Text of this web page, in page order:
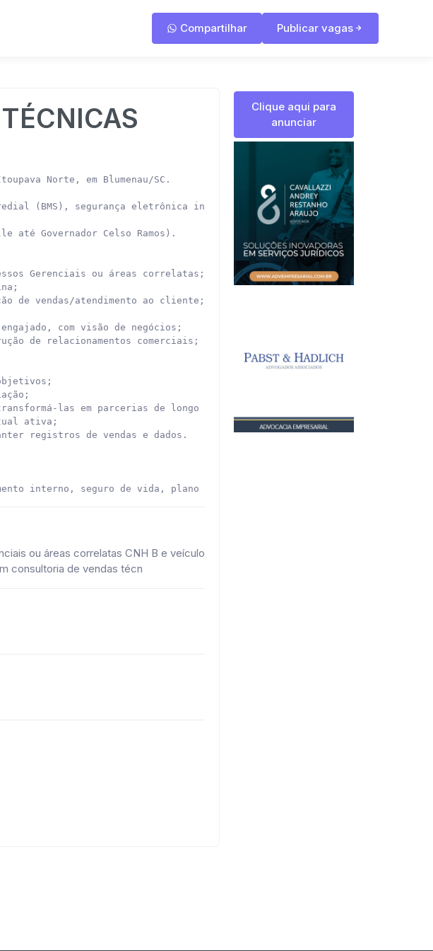
Compartilhar Publicar vagas
Norte, em Blumenau/SC.
(BMS), segurança eletrônica integrada e sistemas de proteção de
até Governador Celso Ramos).
Gerenciais ou áreas correlatas;
de vendas/atendimento ao cliente;
com visão de negócios;
de relacionamentos comerciais;
las em parcerias de longo prazo;
ativa;
registros de vendas e dados.
interno, seguro de vida, plano básico de saúde, uniforme, plano de
ou áreas correlatas CNH B e veículo
consultoria de vendas técn
Clique aqui para
anunciar